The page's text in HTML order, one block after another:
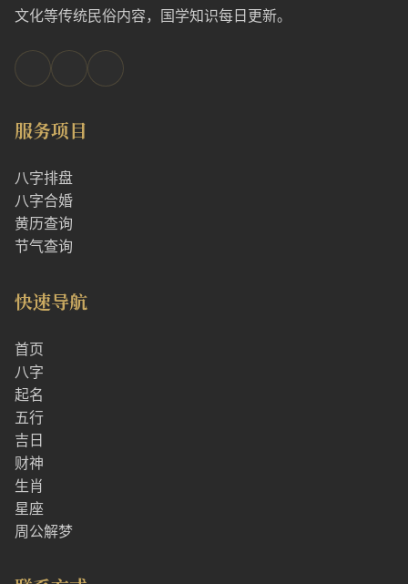
文化等传统民俗内容，国学知识每日更新。
服务项目
八字排盘
八字合婚
黄历查询
节气查询
快速导航
首页
八字
起名
五行
吉日
财神
生肖
星座
周公解梦